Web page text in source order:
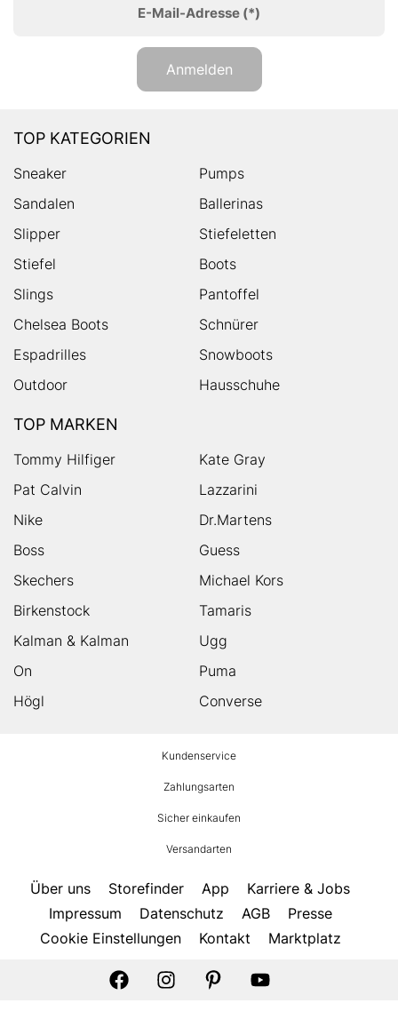
E-Mail-Adresse (*)
Anmelden
TOP KATEGORIEN
Sneaker
Pumps
Sandalen
Ballerinas
Slipper
Stiefeletten
Stiefel
Boots
Slings
Pantoffel
Chelsea Boots
Schnürer
Espadrilles
Snowboots
Outdoor
Hausschuhe
TOP MARKEN
Tommy Hilfiger
Kate Gray
Pat Calvin
Lazzarini
Nike
Dr.Martens
Boss
Guess
Skechers
Michael Kors
Birkenstock
Tamaris
Kalman & Kalman
Ugg
On
Puma
Högl
Converse
Kundenservice
Zahlungsarten
Sicher einkaufen
Versandarten
Über uns Storefinder App
Karriere & Jobs
Impressum
Datenschutz AGB
Presse
Cookie Einstellungen
Kontakt Marktplatz